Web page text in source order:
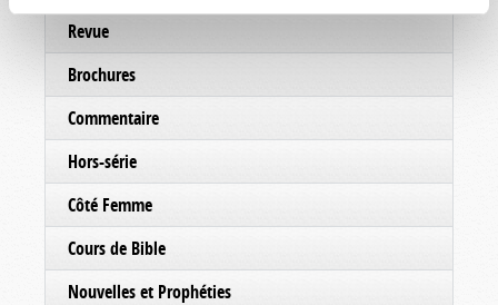
Revue
Brochures
Commentaire
Hors-série
Côté Femme
Cours de Bible
Nouvelles et Prophéties